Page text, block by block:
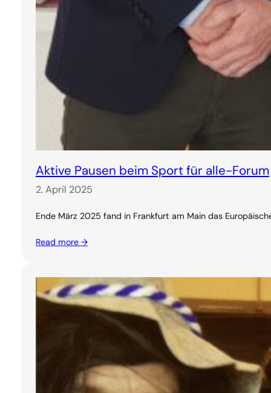
Aktive Pausen beim Sport für alle-Forum
2. April 2025
Ende März 2025 fand in Frankfurt am Main das
Read more →